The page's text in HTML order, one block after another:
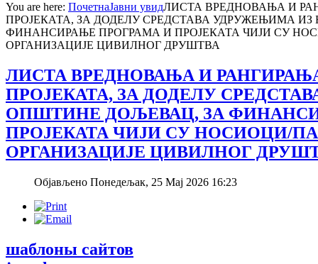
You are here: ПочетнаЈавни увидЛИСТА ВРЕДНОВАЊА И
ПРОЈЕКАТА, ЗА ДОДЕЛУ СРЕДСТАВА УДРУЖЕЊИМА
ФИНАНСИРАЊЕ ПРОГРАМА И ПРОЈЕКАТА ЧИЈИ СУ
ОРГАНИЗАЦИЈЕ ЦИВИЛНОГ ДРУШТВА
ЛИСТА ВРЕДНОВАЊА И
ПРОЈЕКАТА, ЗА ДОДЕЛУ
ОПШТИНЕ ДОЉЕВАЦ, ЗА
ПРОЈЕКАТА ЧИЈИ СУ НОСИОЦИ/
ОРГАНИЗАЦИЈЕ ЦИВИЛНОГ
Објављено Понедељак, 25 Мај 2026 16:23
шаблоны сайтов